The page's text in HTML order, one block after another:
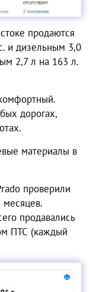
продаются
и дизельным 3,0
2,7 л на 163 л.
дорогах,
материалы в
проверили
месяцев.
продавались
ПТС (каждый